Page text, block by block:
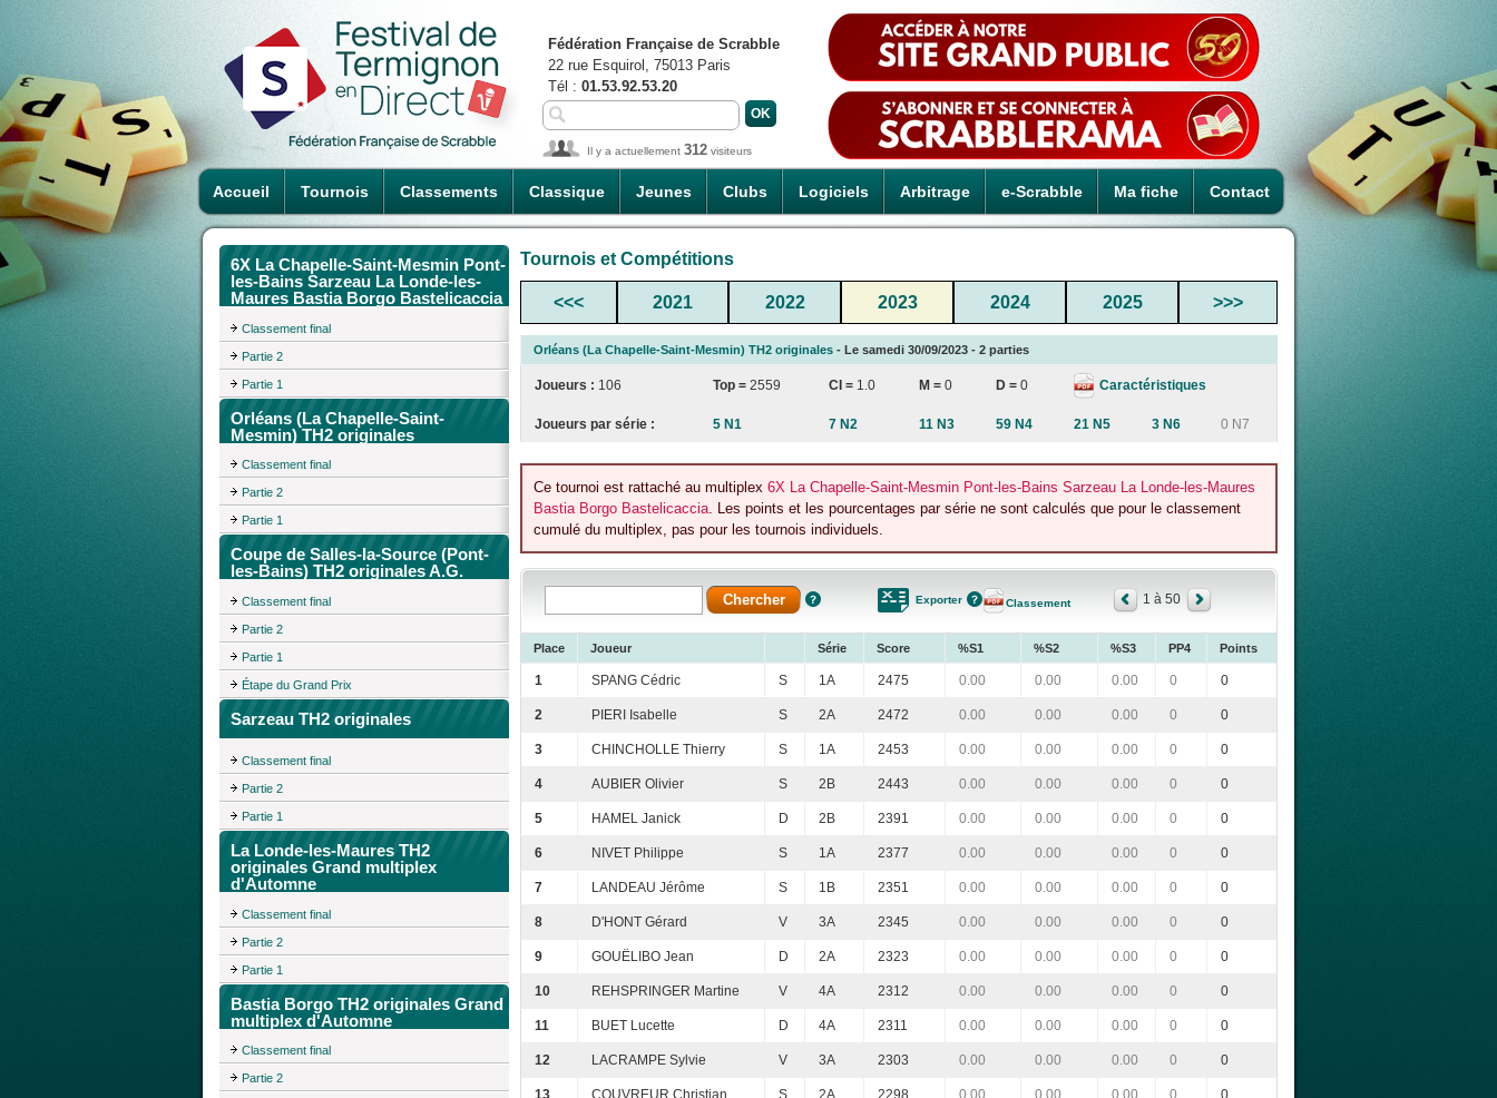
Accueil Tournois Classements Classique Jeunes Clubs Logiciels Arbitrage e-Scrabble Ma fiche Contact
Fédération Française de Scrabble
22 rue Esquirol, 75013 Paris
Tél : 01.53.92.53.20
Il y a actuellement 312 visiteurs
6X La Chapelle-Saint-Mesmin Pont-
les-Bains Sarzeau La Londe-les-
Maures Bastia Borgo Bastelicaccia
Classement final
Partie 2
Partie 1
Orléans (La Chapelle-Saint-
Mesmin) TH2 originales
Classement final
Partie 2
Partie 1
Coupe de Salles-la-Source (Pont-
les-Bains) TH2 originales A.G.
Classement final
Partie 2
Partie 1
Étape du Grand Prix
Sarzeau TH2 originales
Classement final
Partie 2
Partie 1
La Londe-les-Maures TH2
originales Grand multiplex
d'Automne
Classement final
Partie 2
Partie 1
Bastia Borgo TH2 originales Grand
multiplex d'Automne
Classement final
Partie 2
Tournois et Compétitions
<<< 2021 2022 2023 2024 2025 >>>
Orléans (La Chapelle-Saint-Mesmin) TH2 originales - Le samedi 30/09/2023 - 2 parties
Joueurs : 106 Top = 2559 CI = 1.0 M = 0 D = 0 Caractéristiques
Joueurs par série : 5 N1 7 N2 11 N3 59 N4 21 N5 3 N6 0 N7
Ce tournoi est rattaché au multiplex 6X La Chapelle-Saint-Mesmin Pont-les-Bains Sarzeau La Londe-les-Maures
Bastia Borgo Bastelicaccia. Les points et les pourcentages par série ne sont calculés que pour le classement
cumulé du multiplex, pas pour les tournois individuels.
Exporter Classement 1 à 50
Place Joueur Série Score %S1 %S2 %S3 PP4 Points
1 SPANG Cédric S 1A 2475 0.00 0.00 0.00 0 0
2 PIERI Isabelle S 2A 2472 0.00 0.00 0.00 0 0
3 CHINCHOLLE Thierry S 1A 2453 0.00 0.00 0.00 0 0
4 AUBIER Olivier S 2B 2443 0.00 0.00 0.00 0 0
5 HAMEL Janick D 2B 2391 0.00 0.00 0.00 0 0
6 NIVET Philippe S 1A 2377 0.00 0.00 0.00 0 0
7 LANDEAU Jérôme S 1B 2351 0.00 0.00 0.00 0 0
8 D'HONT Gérard V 3A 2345 0.00 0.00 0.00 0 0
9 GOUËLIBO Jean D 2A 2323 0.00 0.00 0.00 0 0
10 REHSPRINGER Martine V 4A 2312 0.00 0.00 0.00 0 0
11 BUET Lucette D 4A 2311 0.00 0.00 0.00 0 0
12 LACRAMPE Sylvie V 3A 2303 0.00 0.00 0.00 0 0